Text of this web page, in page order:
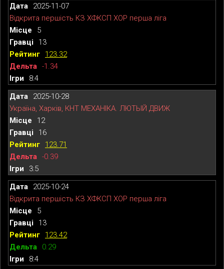
2025-11-07
Відкрита першість КЗ ХФКСП ХОР перша ліга
5
13
123.32
-1.34
8:4
2025-10-28
Україна, Харків, КНТ МЕХАНІКА. ЛЮТЫЙ ДВИЖ
12
16
123.71
-0.39
3:5
2025-10-24
Відкрита першість КЗ ХФКСП ХОР перша ліга
5
13
123.42
0.29
8:4